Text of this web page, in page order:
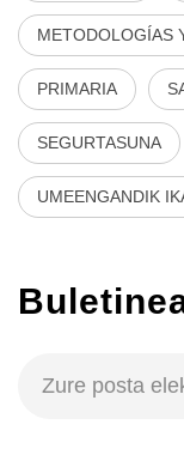
METODOLOGÍAS
PRIMARIA
SEGURTASUNA
UMEENGANDIK